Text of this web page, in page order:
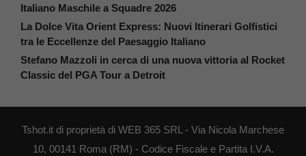
Italiano Maschile a Squadre 2026
La Dolce Vita Orient Express: Nuovi Itinerari Golfistici
tra le Eccellenze del Paesaggio Italiano
Stefano Mazzoli in cerca di una nuova vittoria al Rocket
Classic del PGA Tour a Detroit
Tshot.it di proprietà di WEB 365 SRL - Via Nicola Marchese
10, 00141 Roma (RM) - Codice Fiscale e Partita I.V.A.